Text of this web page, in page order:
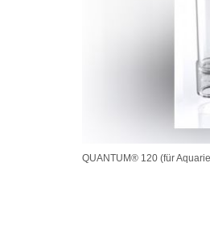
QUANTUM® 120 (für